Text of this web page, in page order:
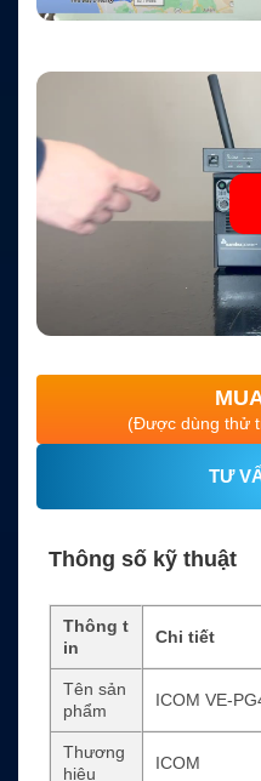
(Được dùng thử
TƯ
Thông số kỹ thuật
Thông t
in
Chi tiết
Tên sản
phẩm
ICOM VE-
Thương
hiệu
ICOM